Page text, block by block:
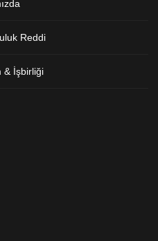
Reddi
& İşbirliği